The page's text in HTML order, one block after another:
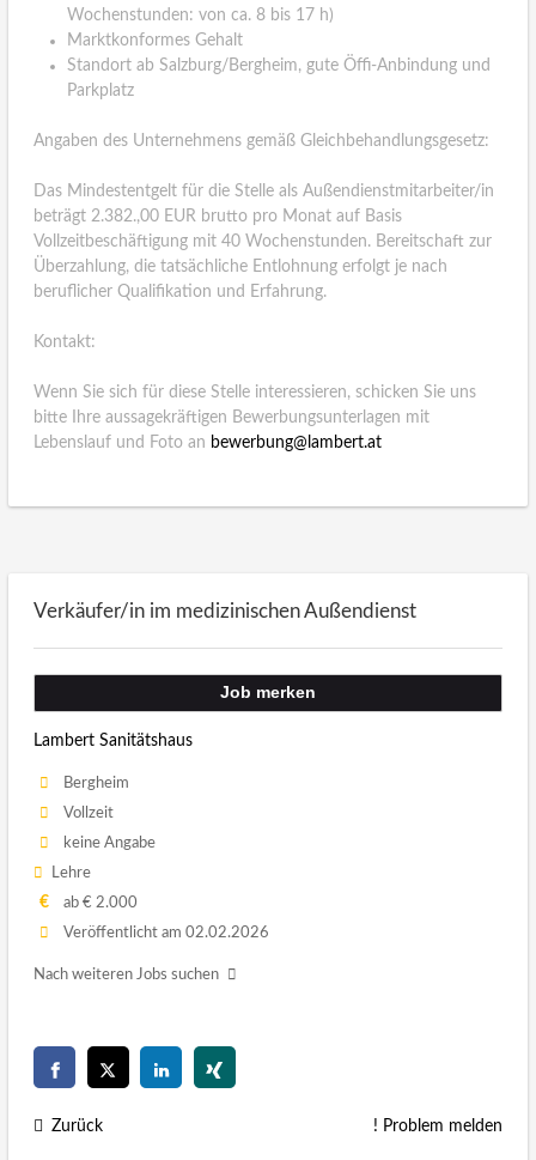
Wochenstunden: von ca. 8 bis 17 h)
Marktkonformes Gehalt
Standort ab Salzburg/Bergheim, gute Öffi-Anbindung und
Parkplatz
Angaben des Unternehmens gemäß Gleichbehandlungsgesetz:
Das Mindestentgelt für die Stelle als Außendienstmitarbeiter/in
beträgt 2.382.,00 EUR brutto pro Monat auf Basis
Vollzeitbeschäftigung mit 40 Wochenstunden. Bereitschaft zur
Überzahlung, die tatsächliche Entlohnung erfolgt je nach
beruflicher Qualifikation und Erfahrung.
Kontakt:
Wenn Sie sich für diese Stelle interessieren, schicken Sie uns
bitte Ihre aussagekräftigen Bewerbungsunterlagen mit
Lebenslauf und Foto an bewerbung@lambert.at
Verkäufer/in im medizinischen Außendienst
Job merken
Lambert Sanitätshaus
Bergheim
Vollzeit
keine Angabe
Lehre
€ ab € 2.000
Veröffentlicht am 02.02.2026
Nach weiteren Jobs suchen
Zurück ! Problem melden